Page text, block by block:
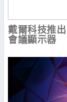
戴爾科技推
會議顯示器